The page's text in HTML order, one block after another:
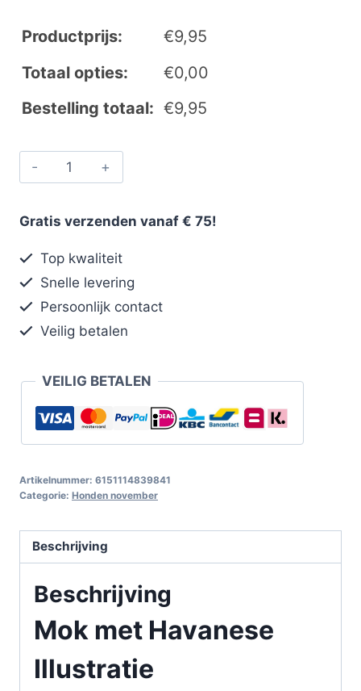
Productprijs: €9,95
Totaal opties:
€0,00
Bestelling totaal: €9,95
Gratis verzenden vanaf € 75!
Top kwaliteit
Snelle levering
Persoonlijk contact
Veilig betalen
VEILIG BETALEN
Artikelnummer: 6151114839841
Categorie: Honden november
Beschrijving
Beschrijving
Mok met Havanese
Illustratie